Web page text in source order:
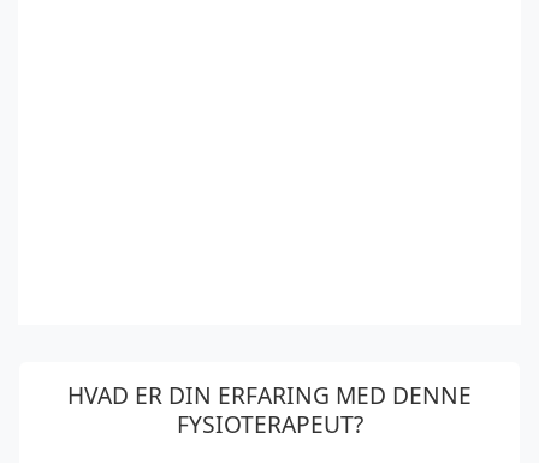
HVAD ER DIN ERFARING MED DENNE
FYSIOTERAPEUT?